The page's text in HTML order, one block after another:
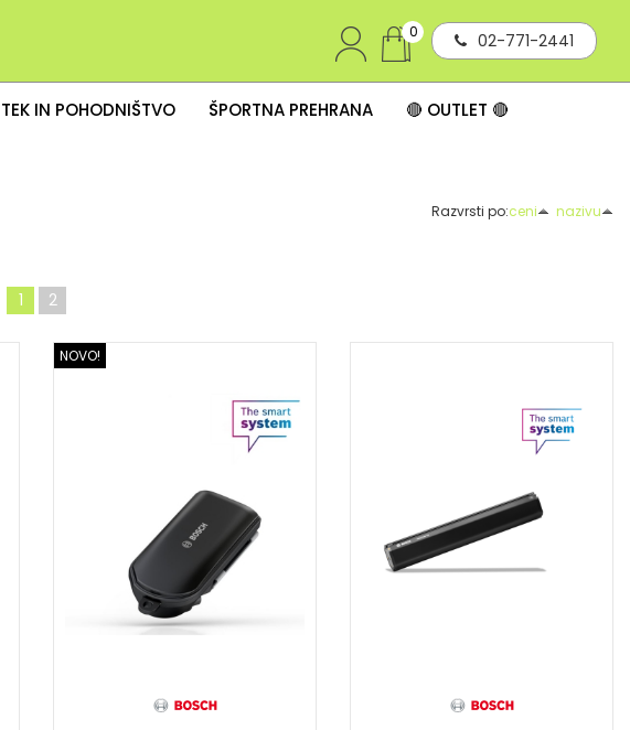
02-771-2441
0
TEK IN POHODNIŠTVO ŠPORTNA PREHRANA 🔴 OUTLET 🔴
Razvrsti po:ceni nazivu
1 2
NOVO!